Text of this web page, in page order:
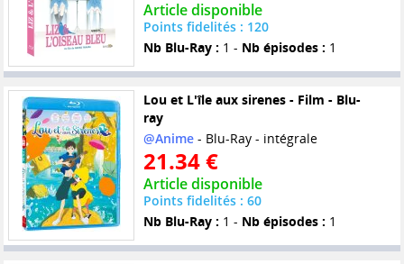
Article disponible
Points fidelités : 120
Nb Blu-Ray : 1 - Nb épisodes : 1
Lou et L'île aux sirenes - Film - Blu-
ray
@Anime- Blu-Ray - intégrale
21.34 €
Article disponible
Points fidelités : 60
Nb Blu-Ray : 1 - Nb épisodes : 1